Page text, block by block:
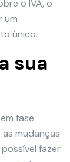
o IVA, o
um
único.
sua
fase
mudanças
fazer